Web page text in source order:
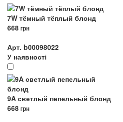
7W тёмный тёплый блонд
668грн
Арт. b00098022
У наявності
9A светлый пепельный блонд
668грн